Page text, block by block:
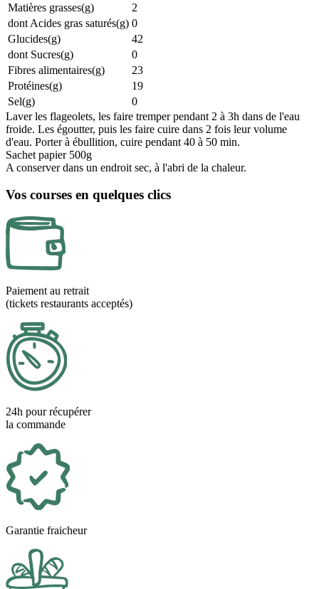
Matières grasses(g)
2
dont Acides gras saturés(g) 0
Glucides(g)
42
dont Sucres(g)
0
Fibres alimentaires(g)
23
Protéines(g)
19
Sel(g)
0
Laver les flageolets, les faire tremper pendant 2 à 3h dans de l'eau
froide. Les égoutter, puis les faire cuire dans 2 fois leur volume
d'eau. Porter à ébullition, cuire pendant 40 à 50 min.
Sachet papier 500g
A conserver dans un endroit sec, à l'abri de la chaleur.
Vos courses en quelques clics
Paiement au retrait
(tickets restaurants acceptés)
24h pour récupérer
la commande
Garantie fraicheur